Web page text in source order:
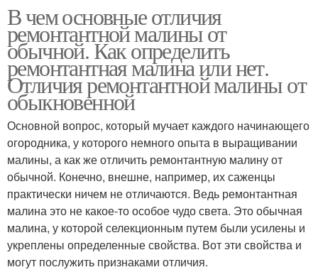
В чем основные отличия
ремонтантной малины от
обычной. Как определить
ремонтантная малина или нет.
Отличия ремонтантной малины от
обыкновенной
Основной вопрос, который мучает каждого начинающего
огородника, у которого немного опыта в выращивании
малины, а как же отличить ремонтантную малину от
обычной. Конечно, внешне, например, их саженцы
практически ничем не отличаются. Ведь ремонтантная
малина это не какое-то особое чудо света. Это обычная
малина, у которой селекционным путем были усилены и
укреплены определенные свойства. Вот эти свойства и
могут послужить признаками отличия.